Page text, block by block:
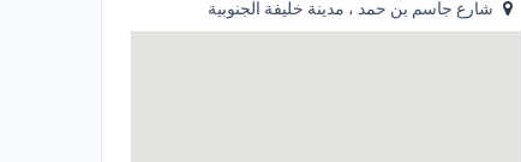
شارع جاسم بن حمد ، مدينة خليفة الجنوبية